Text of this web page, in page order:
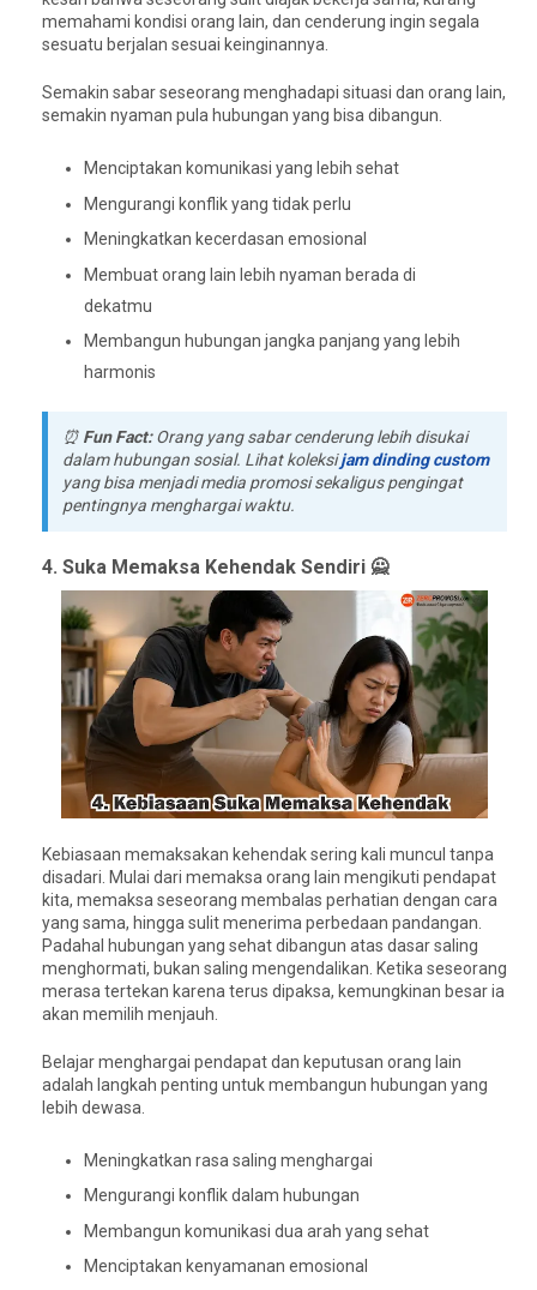
memahami kondisi orang lain, dan cenderung ingin segala
sesuatu berjalan sesuai keinginannya.
Semakin sabar seseorang menghadapi situasi dan orang lain,
semakin nyaman pula hubungan yang bisa dibangun.
Menciptakan komunikasi yang lebih sehat
Mengurangi konflik yang tidak perlu
Meningkatkan kecerdasan emosional
Membuat orang lain lebih nyaman berada di
dekatmu
Membangun hubungan jangka panjang yang lebih
harmonis
⏰ Fun Fact:Orang yang sabar cenderung lebih disukai
dalam hubungan sosial. Lihat koleksijam dinding custom
yang bisa menjadi media promosi sekaligus pengingat
pentingnya menghargai waktu.
4. Suka Memaksa Kehendak Sendiri 🙅
Kebiasaan memaksakan kehendak sering kali muncul tanpa
disadari. Mulai dari memaksa orang lain mengikuti pendapat
kita, memaksa seseorang membalas perhatian dengan cara
yang sama, hingga sulit menerima perbedaan pandangan.
Padahal hubungan yang sehat dibangun atas dasar saling
menghormati, bukan saling mengendalikan. Ketika seseorang
merasa tertekan karena terus dipaksa, kemungkinan besar ia
akan memilih menjauh.
Belajar menghargai pendapat dan keputusan orang lain
adalah langkah penting untuk membangun hubungan yang
lebih dewasa.
Meningkatkan rasa saling menghargai
Mengurangi konflik dalam hubungan
Membangun komunikasi dua arah yang sehat
Menciptakan kenyamanan emosional